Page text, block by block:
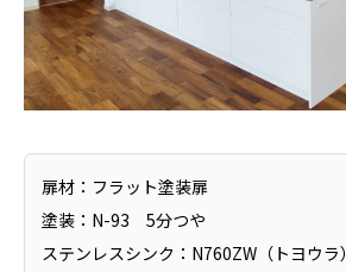
扉材：フラット塗装扉
塗装：N-93 5分つや
ステンレスシンク：N760ZW（トヨウラ）